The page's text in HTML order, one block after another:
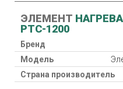
ЭЛЕМЕНТ
PTC-1200
Бренд
Модель
Страна производитель